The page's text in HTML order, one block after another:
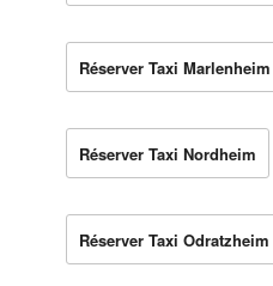
Réserver Taxi Marlenheim
Réserver Taxi Nordheim
Réserver Taxi Odratzheim